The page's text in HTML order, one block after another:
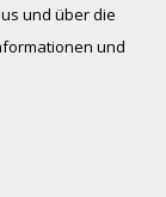
und über die
und